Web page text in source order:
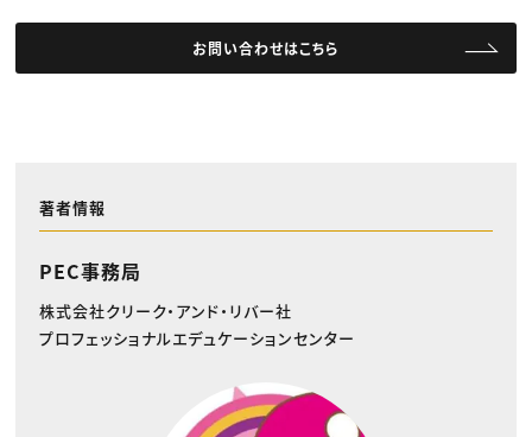
お問い合わせはこちら
著者情報
PEC事務局
株式会社クリーク・アンド・リバー社
プロフェッショナルエデュケーションセンター